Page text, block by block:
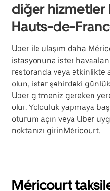
diğer hizmetler
Hauts-de-
Uber ile ulaşım daha
istasyonuna ister
restoranda veya etkinlikte
olun, ister şehirdeki
Uber gitmeniz gereken
olur. Yolculuk yapmaya
oturum açın veya Uber
noktanızı girinMéricourt.
Méricourt